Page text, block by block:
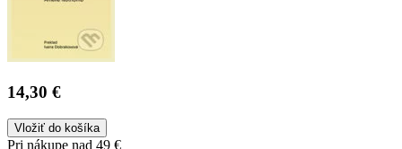
14,30 €
Vložiť do košíka
Pri nákupe nad 49 €